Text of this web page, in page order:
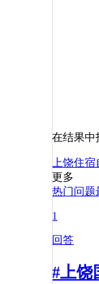
在结果中
上饶住宿
更多
热门问题
1
回答
#上饶